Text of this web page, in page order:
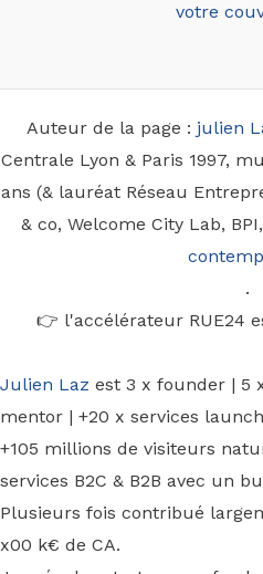
votre
Auteur de la page : julien
Centrale Lyon & Paris 1997,
ans (& lauréat Réseau
& co, Welcome City Lab,
.
👉 l'accélérateur RUE24
Julien Laz est 3 x founder | 5
mentor | +20 x services
+105 millions de visiteurs
services B2C & B2B avec un
Plusieurs fois contribué
x00 k€ de CA.